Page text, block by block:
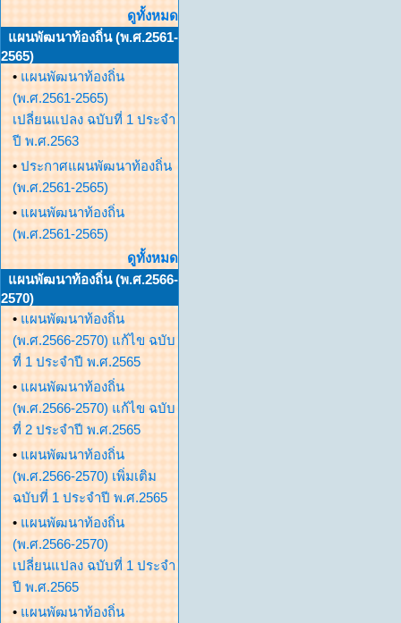
ดูทั้งหมด
แผนพัฒนาท้องถิ่น (พ.ศ.2561-
2565)
• แผนพัฒนาท้องถิ่น
(พ.ศ.2561-2565)
เปลี่ยนแปลง ฉบับที่ 1 ประจำ
ปี พ.ศ.2563
• ประกาศแผนพัฒนาท้องถิ่น
(พ.ศ.2561-2565)
• แผนพัฒนาท้องถิ่น
(พ.ศ.2561-2565)
ดูทั้งหมด
แผนพัฒนาท้องถิ่น (พ.ศ.2566-
2570)
• แผนพัฒนาท้องถิ่น
(พ.ศ.2566-2570) แก้ไข ฉบับ
ที่ 1 ประจำปี พ.ศ.2565
• แผนพัฒนาท้องถิ่น
(พ.ศ.2566-2570) แก้ไข ฉบับ
ที่ 2 ประจำปี พ.ศ.2565
• แผนพัฒนาท้องถิ่น
(พ.ศ.2566-2570) เพิ่มเติม
ฉบับที่ 1 ประจำปี พ.ศ.2565
• แผนพัฒนาท้องถิ่น
(พ.ศ.2566-2570)
เปลี่ยนแปลง ฉบับที่ 1 ประจำ
ปี พ.ศ.2565
• แผนพัฒนาท้องถิ่น